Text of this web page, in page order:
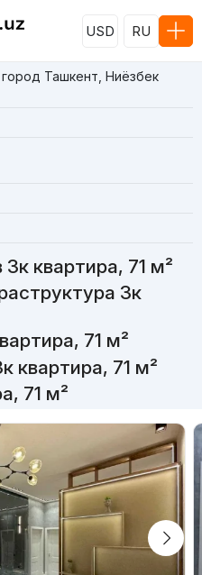
USD RU
Ташкент, Ниёзбек
квартира, 71 м²
3к
71 м²
квартира, 71 м²
71 м²